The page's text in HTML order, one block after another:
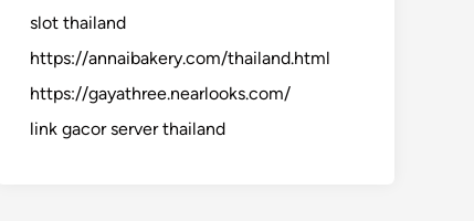
slot thailand
https://annaibakery.com/thailand.html
https://gayathree.nearlooks.com/
link gacor server thailand